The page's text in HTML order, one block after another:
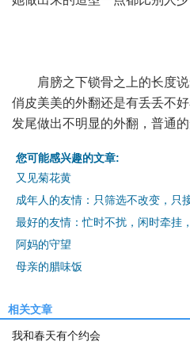
肩膀之下锁骨之上的长度
俏皮美美的外翻还是有丢丢不
发尾做出不明显的外翻，普通
您可能感兴趣的文章:
又见菊花黄
成年人的友情：只筛选不改变，只
最好的友情：忙时不扰，闲时牵挂
阿妈的守望
母亲的腊味饭
相关文章
我和春天有个约会